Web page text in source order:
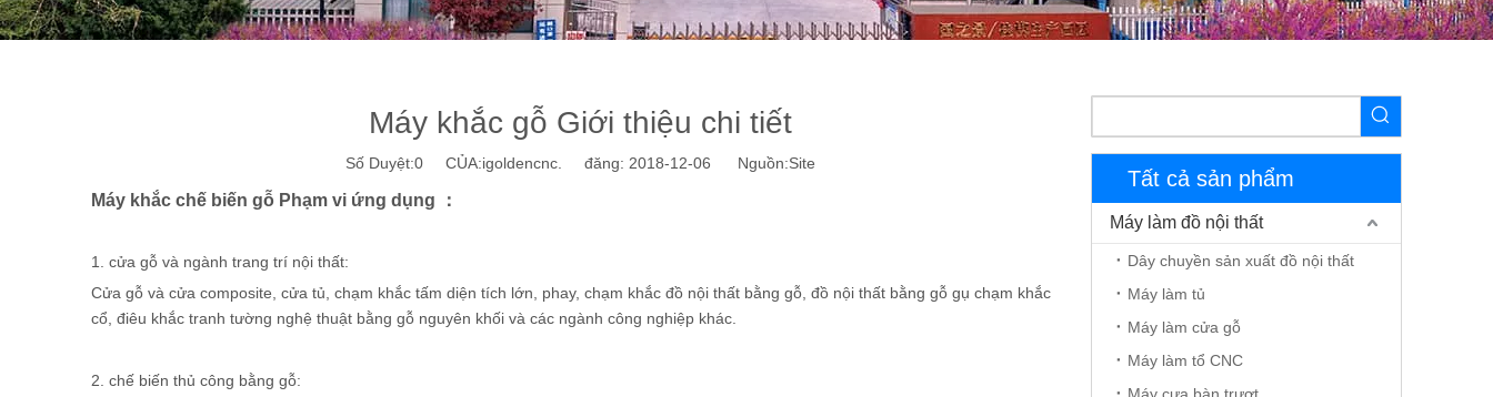
Máy khắc gỗ Giới thiệu chi tiết
Số Duyệt:0CỦA:igoldencnc. đăng: 2018-12-06 Nguồn:Site
Máy khắc chế biến gỗ Phạm vi ứng dụng ：
1. cửa gỗ và ngành trang trí nội thất:
Cửa gỗ và cửa composite, cửa tủ, chạm khắc tấm diện tích lớn, phay, chạm khắc đồ nội thất bằng gỗ, đồ nội thất bằng gỗ gụ chạm khắc
cổ, điêu khắc tranh tường nghệ thuật bằng gỗ nguyên khối và các ngành công nghiệp khác.
2. chế biến thủ công bằng gỗ:
Tất cả sản phẩm
Máy làm đồ nội thất
Dây chuyền sản xuất đồ nội thất
Máy làm tủ
Máy làm cửa gỗ
Máy làm tổ CNC